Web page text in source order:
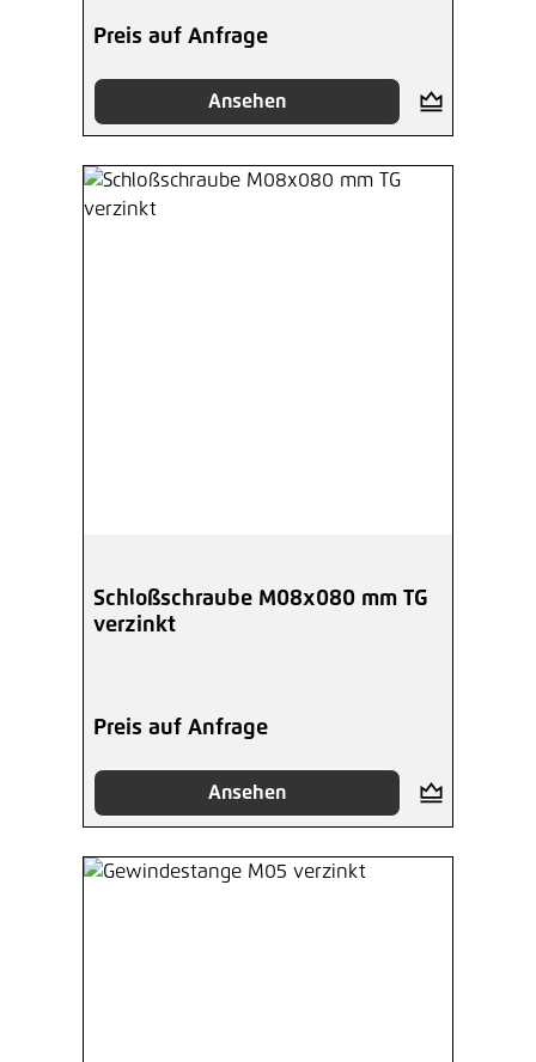
Preis auf Anfrage
Ansehen
Schloßschraube M08x080 mm TG
verzinkt
Preis auf Anfrage
Ansehen